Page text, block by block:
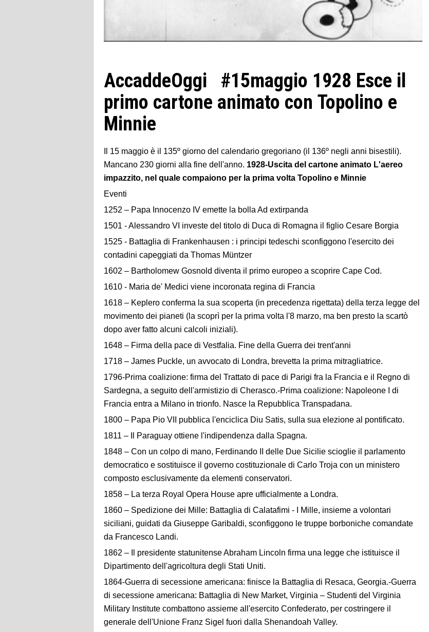
AccaddeOggi #15maggio 1928 Esce il
primo cartone animato con Topolino e
Minnie
Il 15 maggio è il 135º giorno del calendario gregoriano (il 136º negli anni bisestili).
Mancano 230 giorni alla fine dell'anno. 1928-Uscita del cartone animato L'aereo
impazzito, nel quale compaiono per la prima volta Topolino e Minnie
Eventi
1252 – Papa Innocenzo IV emette la bolla Ad extirpanda
1501 - Alessandro VI investe del titolo di Duca di Romagna il figlio Cesare Borgia
1525 - Battaglia di Frankenhausen : i principi tedeschi sconfiggono l'esercito dei
contadini capeggiati da Thomas Müntzer
1602 – Bartholomew Gosnold diventa il primo europeo a scoprire Cape Cod.
1610 - Maria de' Medici viene incoronata regina di Francia
1618 – Keplero conferma la sua scoperta (in precedenza rigettata) della terza legge del
movimento dei pianeti (la scoprì per la prima volta l'8 marzo, ma ben presto la scartò
dopo aver fatto alcuni calcoli iniziali).
1648 – Firma della pace di Vestfalia. Fine della Guerra dei trent'anni
1718 – James Puckle, un avvocato di Londra, brevetta la prima mitragliatrice.
1796-Prima coalizione: firma del Trattato di pace di Parigi fra la Francia e il Regno di
Sardegna, a seguito dell'armistizio di Cherasco.-Prima coalizione: Napoleone I di
Francia entra a Milano in trionfo. Nasce la Repubblica Transpadana.
1800 – Papa Pio VII pubblica l'enciclica Diu Satis, sulla sua elezione al pontificato.
1811 – Il Paraguay ottiene l'indipendenza dalla Spagna.
1848 – Con un colpo di mano, Ferdinando II delle Due Sicilie scioglie il parlamento
democratico e sostituisce il governo costituzionale di Carlo Troja con un ministero
composto esclusivamente da elementi conservatori.
1858 – La terza Royal Opera House apre ufficialmente a Londra.
1860 – Spedizione dei Mille: Battaglia di Calatafimi - I Mille, insieme a volontari
siciliani, guidati da Giuseppe Garibaldi, sconfiggono le truppe borboniche comandate
da Francesco Landi.
1862 – Il presidente statunitense Abraham Lincoln firma una legge che istituisce il
Dipartimento dell'agricoltura degli Stati Uniti.
1864-Guerra di secessione americana: finisce la Battaglia di Resaca, Georgia.-Guerra
di secessione americana: Battaglia di New Market, Virginia – Studenti del Virginia
Military Institute combattono assieme all'esercito Confederato, per costringere il
generale dell'Unione Franz Sigel fuori dalla Shenandoah Valley.